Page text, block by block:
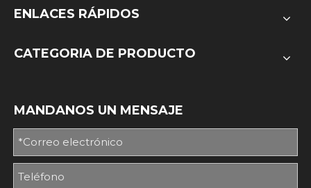
ENLACES RÁPIDOS
CATEGORIA DE PRODUCTO
MANDANOS UN MENSAJE